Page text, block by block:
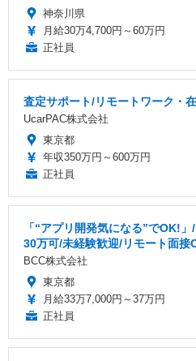
神奈川県
月給30万4,700円～60万円
正社員
査定サポート/リモートワーク・
UcarPAC株式会社
東京都
年収350万円～600万円
正社員
「“アプリ開発気になる”でOK!
30万可/未経験歓迎/リモート面接
BCC株式会社
東京都
月給33万7,000円～37万円
正社員